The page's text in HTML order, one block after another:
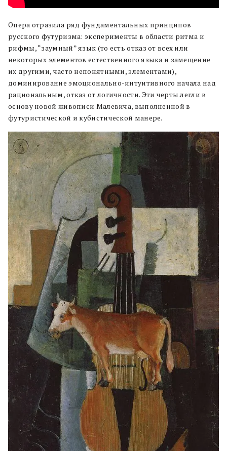
Опера отразила ряд фундаментальных принципов
русского футуризма: эксперименты в области ритма и
рифмы, “заумный” язык (то есть отказ от всех или
некоторых элементов естественного языка и замещение
их другими, часто непонятными, элементами),
доминирование эмоционально-интуитивного начала над
рациональным, отказ от логичности. Эти черты легли в
основу новой живописи Малевича, выполненной в
футуристической и кубистической манере.